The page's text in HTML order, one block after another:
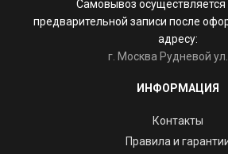
Самовывоз осуществляется
предварительной записи после
адресу:
г. Москва Рудневой ул.
ИНФОРМАЦИЯ
Контакты
Правила и